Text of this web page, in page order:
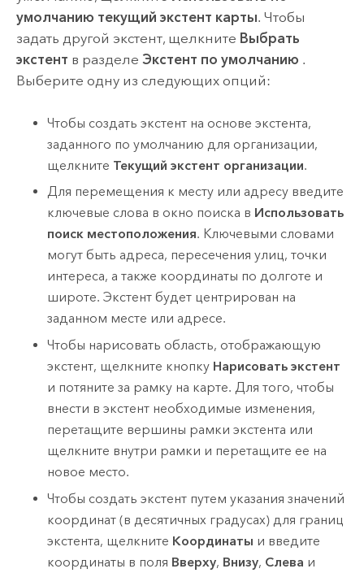
умолчанию текущий экстент карты. Чтобы
задать другой экстент, щелкните Выбрать
экстент в разделе Экстент по умолчанию .
Выберите одну из следующих опций:
Чтобы создать экстент на основе экстента,
заданного по умолчанию для организации,
щелкните Текущий экстент организации.
Для перемещения к месту или адресу введите
ключевые слова в окно поиска в Использовать
поиск местоположения. Ключевыми словами
могут быть адреса, пересечения улиц, точки
интереса, а также координаты по долготе и
широте. Экстент будет центрирован на
заданном месте или адресе.
Чтобы нарисовать область, отображающую
экстент, щелкните кнопку Нарисовать экстент
и потяните за рамку на карте. Для того, чтобы
внести в экстент необходимые изменения,
перетащите вершины рамки экстента или
щелкните внутри рамки и перетащите ее на
новое место.
Чтобы создать экстент путем указания значений
координат (в десятичных градусах) для границ
экстента, щелкните Координаты и введите
координаты в поля Вверху, Внизу, Слева и